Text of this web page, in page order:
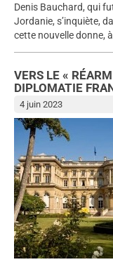
Denis Bauchard, qui
Jordanie, s’inquiète,
cette nouvelle donne,
VERS LE «
DIPLOMATIE
4 juin 2023